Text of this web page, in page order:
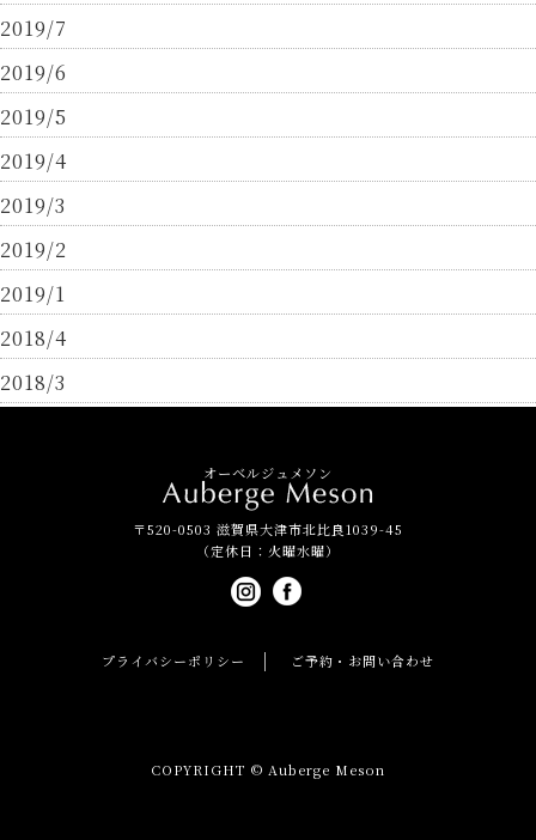
2019/7
2019/6
2019/5
2019/4
2019/3
2019/2
2019/1
2018/4
2018/3
オーベルジュメソン
〒520-0503 滋賀県大津市北比良1039-45
（定休日：火曜水曜）
プライバシーポリシー ご予約・お問い合わせ
COPYRIGHT © Auberge Meson